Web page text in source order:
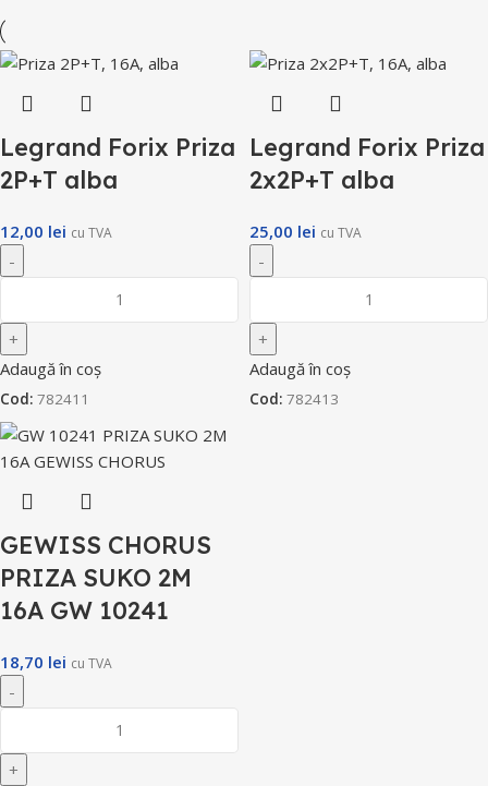
Legrand Forix Priza
2P+T alba
12,00 lei cu TVA
Adaugă în coș
Cod: 782411
Legrand Forix Priza
2x2P+T alba
25,00 lei cu TVA
Adaugă în coș
Cod: 782413
GEWISS CHORUS
PRIZA SUKO 2M
16A GW 10241
18,70 lei cu TVA